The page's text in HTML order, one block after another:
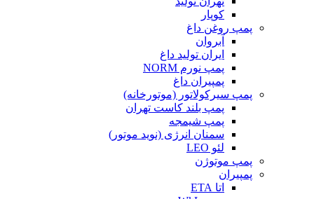
کوپار
پمپ روغن داغ
آبروان
ایران تولید داغ
پمپ نورم NORM
پمپیران داغ
پمپ سیرکولاتور (موتورخانه)
پمپ بلند کاست تهران
پمپ شیمجه
سمنان انرژی (نوید موتور)
لئو LEO
پمپ موتوژن
پمپیران
اتا ETA